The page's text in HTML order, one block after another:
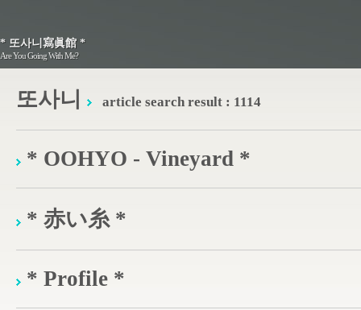
* 또사니寫眞館 *
Are You Going With Me?
* 또사니寫眞館 *
Are You Going With Me?
또사니 article search result : 1114
* OOHYO - Vineyard *
* 赤い糸 *
* Profile *